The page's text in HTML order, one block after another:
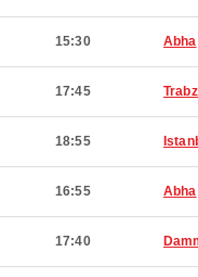
15:30 Abha
17:45
18:55
16:55 Abha
17:40